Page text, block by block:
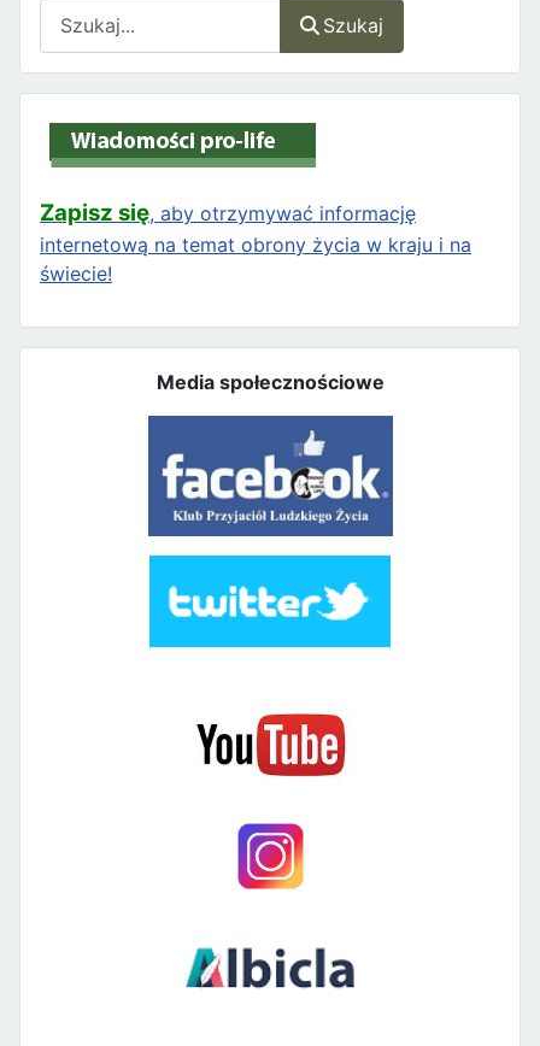
Szukaj
Zapisz się, aby otrzymywać informację
internetową na temat obrony życia w kraju i na
świecie!
Media społecznościowe